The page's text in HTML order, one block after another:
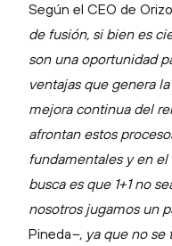
Según el CEO de
de fusión, si bien es
son una oportunidad
ventajas que genera
mejora continua del
afrontan estos
fundamentales y en
busca es que 1+1 no
nosotros jugamos un
Pineda–, ya que no se